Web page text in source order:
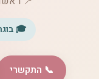
🎓
📞 התקשרי